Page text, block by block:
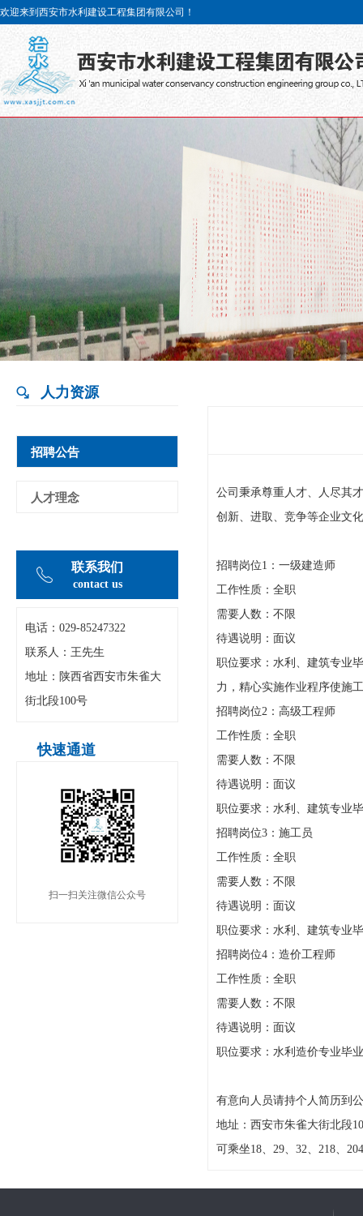
欢迎来到西安市水利建设工程集团有限公司！
人力资源
招聘公告
人才理念
联系我们
contact us
电话：029-85247322
联系人：王先生
地址：陕西省西安市朱雀大
街北段100号
快速通道
扫一扫关注微信公众号
公司秉承尊重人才、人尽其
创新、进取、竞争等企业文
招聘岗位1：一级建造师
工作性质：全职
需要人数：不限
待遇说明：面议
职位要求：水利、建筑专业
力，精心实施作业程序使施
招聘岗位2：高级工程师
工作性质：全职
需要人数：不限
待遇说明：面议
职位要求：水利、建筑专业
招聘岗位3：施工员
工作性质：全职
需要人数：不限
待遇说明：面议
职位要求：水利、建筑专业
招聘岗位4：造价工程师
工作性质：全职
需要人数：不限
待遇说明：面议
职位要求：水利造价专业毕
有意向人员请持个人简历到
地址： 西安市朱雀大街北段
可乘坐18、29、32、218、